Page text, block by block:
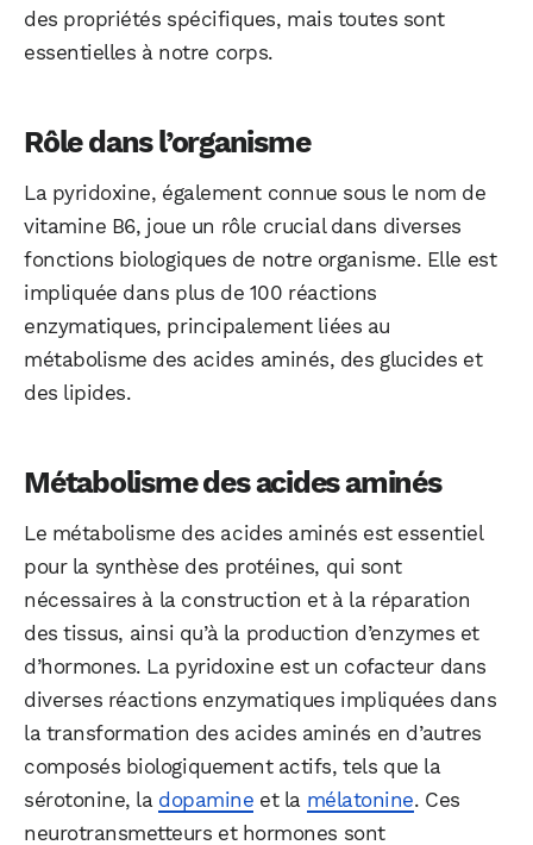
des propriétés spécifiques, mais toutes sont
essentielles à notre corps.
Rôle dans l’organisme
La pyridoxine, également connue sous le nom de
vitamine B6, joue un rôle crucial dans diverses
fonctions biologiques de notre organisme. Elle est
impliquée dans plus de 100 réactions
enzymatiques, principalement liées au
métabolisme des acides aminés, des glucides et
des lipides.
Métabolisme des acides aminés
Le métabolisme des acides aminés est essentiel
pour la synthèse des protéines, qui sont
nécessaires à la construction et à la réparation
des tissus, ainsi qu’à la production d’enzymes et
d’hormones. La pyridoxine est un cofacteur dans
diverses réactions enzymatiques impliquées dans
la transformation des acides aminés en d’autres
composés biologiquement actifs, tels que la
sérotonine, la dopamine et la mélatonine. Ces
neurotransmetteurs et hormones sont